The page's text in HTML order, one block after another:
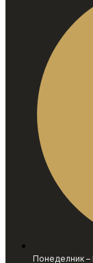
Понеделник –